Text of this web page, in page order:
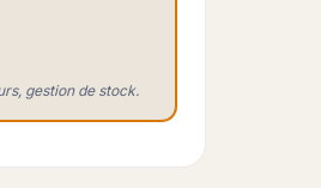
gestion de stock.